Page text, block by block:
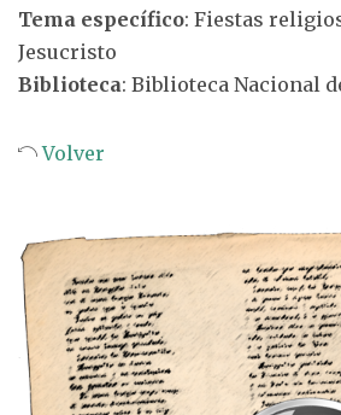
Tema específico: Fiestas
Jesucristo
Biblioteca: Biblioteca Nacional
Volver